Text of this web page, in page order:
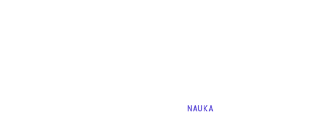
NAUKA